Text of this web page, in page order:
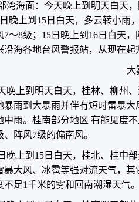
湾海面：今天晚上到明天白天
晚上到15日白天，多云转小雨
7～8级；15日晚上到16日白天
沿海各地台风警报站，从现在起
大
晚上到明天白天，桂林、柳州
暴雨到大暴雨并伴有短时雷暴
中雨。桂南部分地区 有能见度
、阵风7级的偏南风。
晚上到15日白天，桂北、桂中
暴大风、冰雹等强对流天气，
不足1千米的雾和回南潮湿天气。